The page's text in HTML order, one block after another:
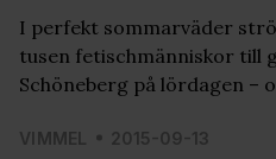
I perfekt sommarväder
tusen fetischmänniskor till
Schöneberg på lördagen –
VIMMEL 2015-09-13